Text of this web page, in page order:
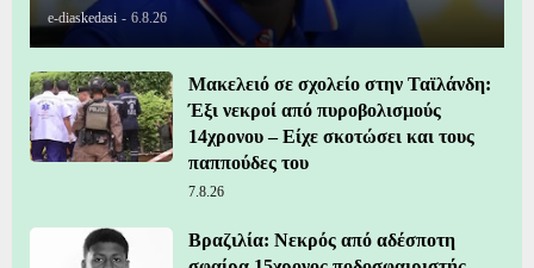
e-diaskedasi - 6.8.26
Μακελειό σε σχολείο στην Ταϊλάνδη:
Έξι νεκροί από πυροβολισμούς
14χρονου – Είχε σκοτώσει και τους
παππούδες του
7.8.26
Βραζιλία: Νεκρός από αδέσποτη